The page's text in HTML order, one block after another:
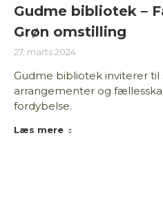
Gudme bibliotek –
Grøn omstilling
27. marts 2024
Gudme bibliotek inviterer
arrangementer og
fordybelse.
Læs mere